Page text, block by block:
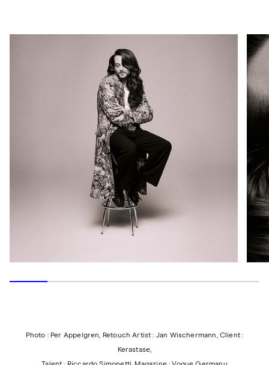
Photo : Per Appelgren, Retouch Artist : Jan Wischermann, Client :
Kerastase,